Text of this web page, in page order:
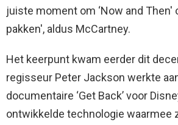
juiste moment om ‘Now and Then'
pakken', aldus McCartney.
Het keerpunt kwam eerder dit
regisseur Peter Jackson werkte
documentaire ‘Get Back’ voor
ontwikkelde technologie waarmee